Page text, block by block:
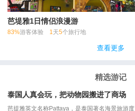
芭堤雅1日情侣浪漫游
83%游客体验 1天5个旅行地
查看更多
精选游记
泰国人真会玩，把动物园搬进了商场
芭提雅英文名称Pattaya，是泰国著名海景旅游度